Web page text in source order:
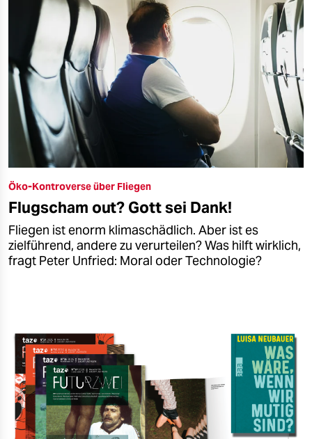
Öko-Kontroverse über Fliegen
Flugscham out? Gott sei Dank!
Fliegen ist enorm klimaschädlich. Aber ist es
zielführend, andere zu verurteilen? Was hilft wirklich,
fragt Peter Unfried: Moral oder Technologie?